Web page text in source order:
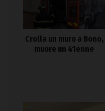
Crolla un muro a Bono,
muore un 41enne